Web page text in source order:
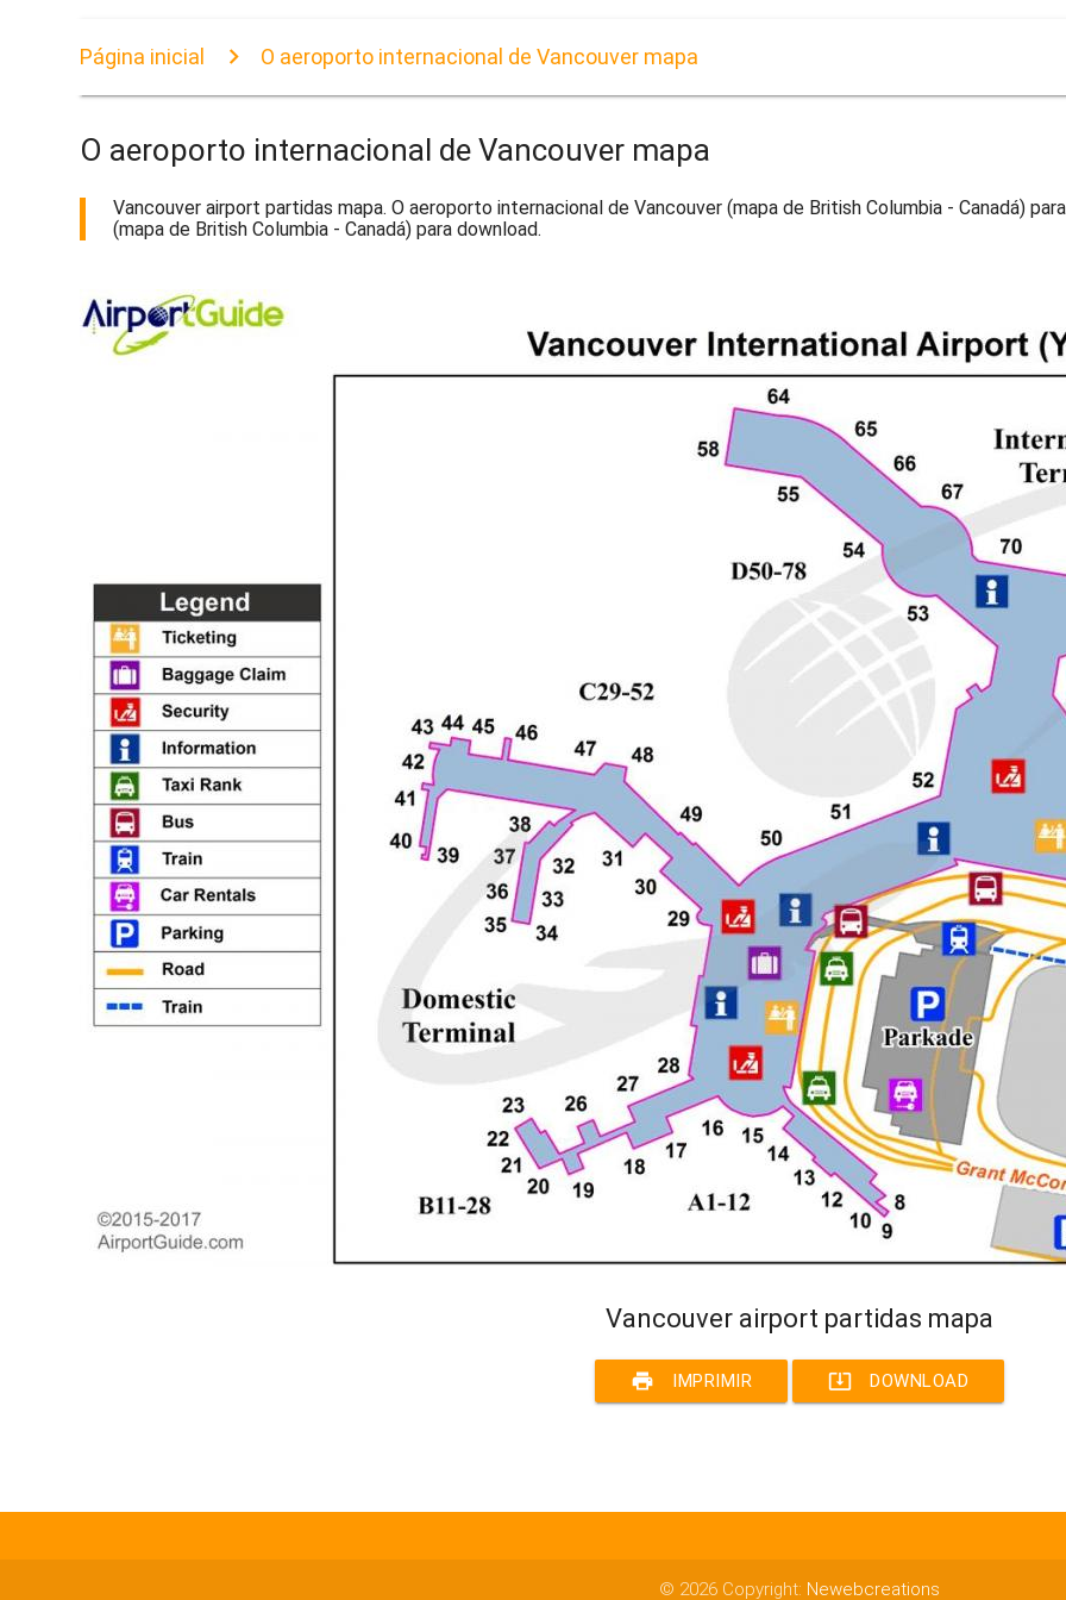
Página inicial O aeroporto internacional de Vancouver mapa
O aeroporto internacional de Vancouver mapa
Vancouver airport partidas mapa. O aeroporto internacional de Vancouver (mapa de British Columbia - Canadá)
(mapa de British Columbia - Canadá) para download.
Vancouver airport partidas mapa
print IMPRIMIR system_update_alt DOWNLOAD
© 2026 Copyright: Newebcreations